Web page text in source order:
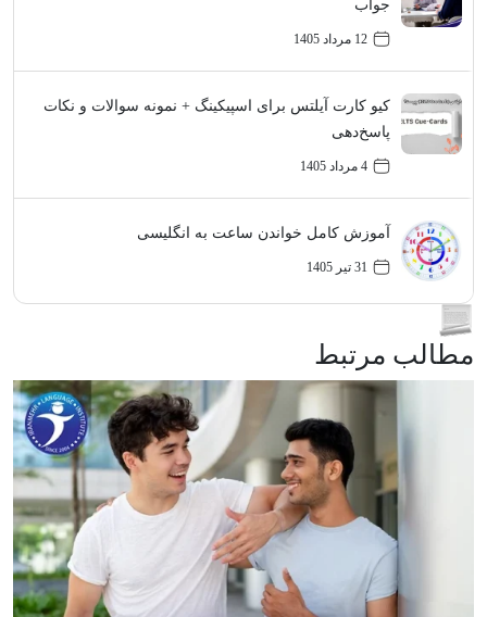
جواب
12 مرداد 1405
کیو کارت آیلتس برای اسپیکینگ + نمونه سوالات و نکات
پاسخ‌دهی
4 مرداد 1405
آموزش کامل خواندن ساعت به انگلیسی
31 تیر 1405
مطالب مرتبط